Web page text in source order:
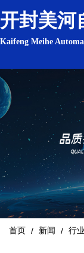
开封美河
Kaifeng Meihe
首页 / 新闻 / 行